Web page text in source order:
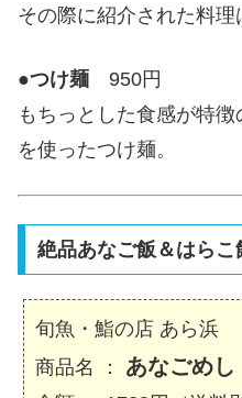
その際に紹介された料理
●つけ麺 950円
もちっとした食感が特
を使ったつけ麺。
絶品あなご飯＆はらこ
旬魚・鮨の店 あら浜
商品名 ： あなごめし